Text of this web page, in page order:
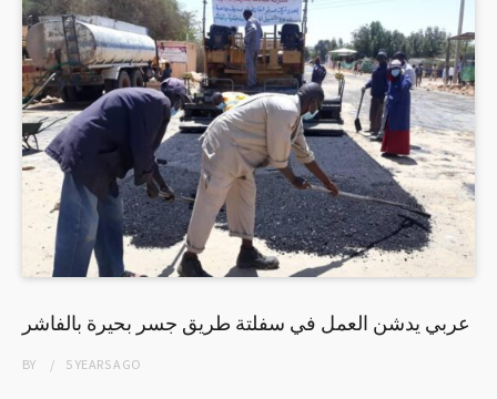
عربي يدشن العمل في سفلتة طريق جسر بحيرة بالفاشر
BY 5 YEARSAGO